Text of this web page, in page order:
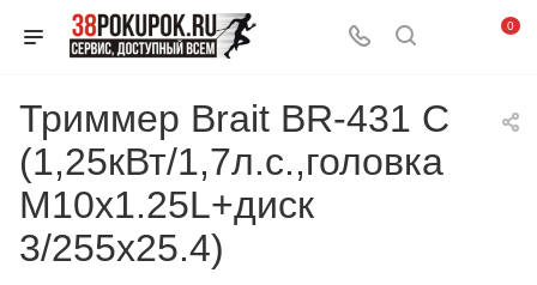
0
Триммер Brait BR-431 С
(1,25кВт/1,7л.с.,головка
М10х1.25L+диск
3/255х25.4)